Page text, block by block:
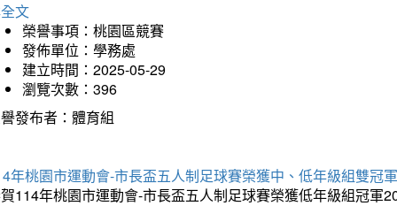
文
榮譽事項：桃園區競賽
發佈單位：學務處
建立時間：2025-05-29
瀏覽次數：396
發布者：體育組
年桃園市運動會-市長盃五人制足球賽榮獲中、低年級組雙冠軍
114年桃園市運動會-市長盃五人制足球賽榮獲低年級組冠